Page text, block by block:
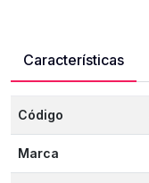
Características
Código
Marca